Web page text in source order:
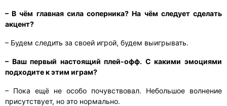
– В чём главная сила соперника? На чём следует сделать
акцент?
– Будем следить за своей игрой, будем выигрывать.
– Ваш первый настоящий плей-офф. С какими эмоциями
подходите к этим играм?
– Пока ещё не особо почувствовал. Небольшое волнение
присутствует, но это нормально.